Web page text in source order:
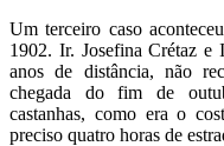
Um terceiro caso
1902. Ir. Josefina Crétaz e
anos de distância, não
chegada do fim de
castanhas, como era o
preciso quatro horas de